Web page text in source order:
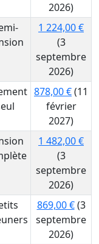
2026)
1 224,00 €
(3
septembre
2026)
878,00 €(11
février
2027)
1 482,00 €
(3
septembre
2026)
869,00 €(3
septembre
2026)